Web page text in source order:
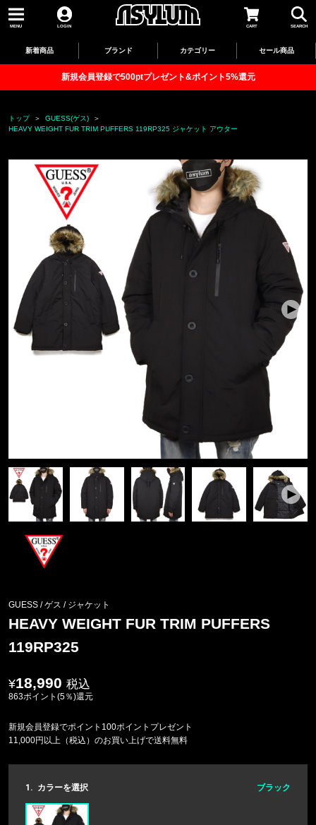
MENU LOGIN CART SEARCH
新着商品 ブランド カテゴリー セール商品
新規会員登録で500ptプレゼント&ポイント5%還元
トップ
GUESS(ゲス)
HEAVY WEIGHT FUR TRIM PUFFERS 119RP325 ジャケット アウター
GUESS / ゲス / ジャケット
HEAVY WEIGHT FUR TRIM PUFFERS
119RP325
18,990 税込
863ポイント(5％)還元
新規会員登録でポイント100ポイントプレゼント
11,000円以上（税込）のお買い上げで送料無料
1. カラーを選択 ブラック